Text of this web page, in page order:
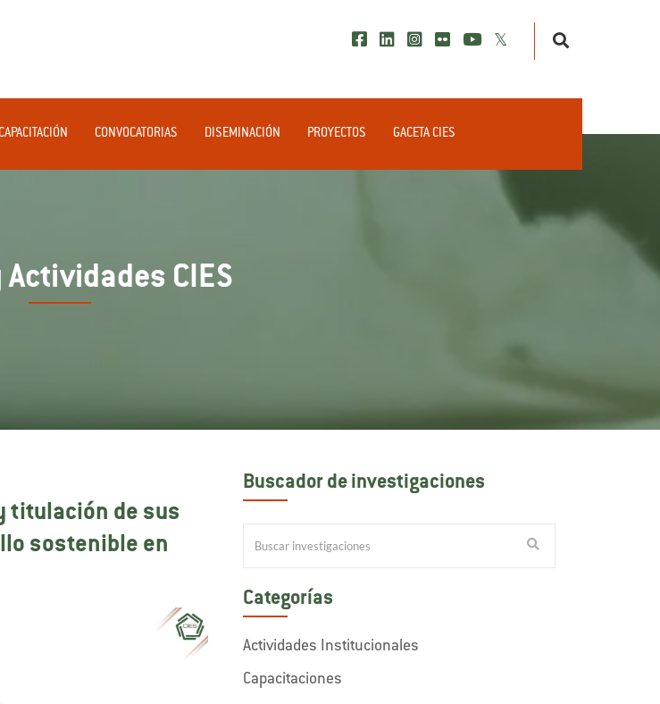
CAPACITACIÓN CONVOCATORIAS DISEMINACIÓN PROYECTOS GACETA CIES
Actividades CIES
titulación de sus
sostenible en
Buscador de investigaciones
Categorías
Actividades Institucionales
Capacitaciones